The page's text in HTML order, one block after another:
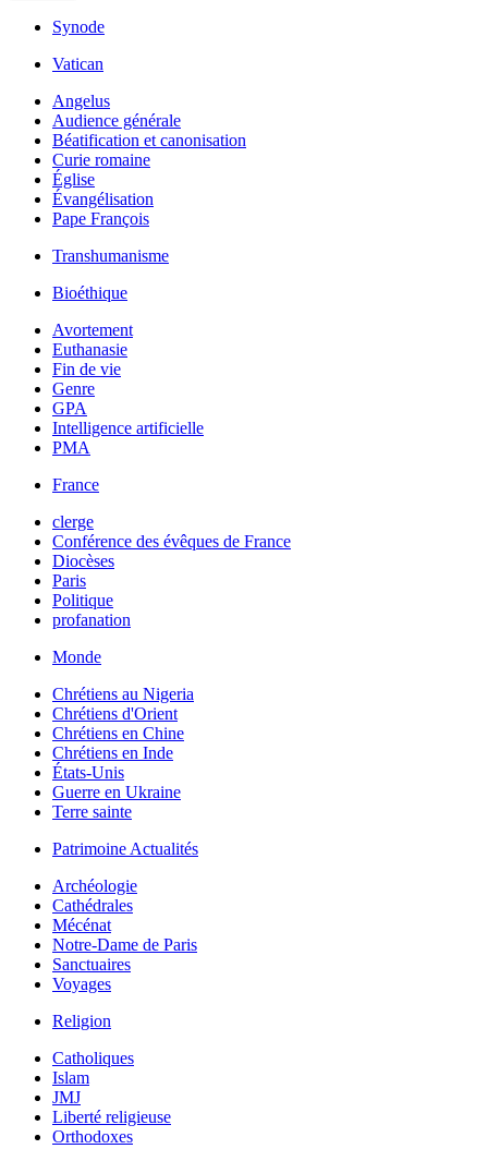
Synode
Vatican
Angelus
Audience générale
Béatification et canonisation
Curie romaine
Église
Évangélisation
Pape François
Transhumanisme
Bioéthique
Avortement
Euthanasie
Fin de vie
Genre
GPA
Intelligence artificielle
PMA
France
clerge
Conférence des évêques de France
Diocèses
Paris
Politique
profanation
Monde
Chrétiens au Nigeria
Chrétiens d'Orient
Chrétiens en Chine
Chrétiens en Inde
États-Unis
Guerre en Ukraine
Terre sainte
Patrimoine Actualités
Archéologie
Cathédrales
Mécénat
Notre-Dame de Paris
Sanctuaires
Voyages
Religion
Catholiques
Islam
JMJ
Liberté religieuse
Orthodoxes